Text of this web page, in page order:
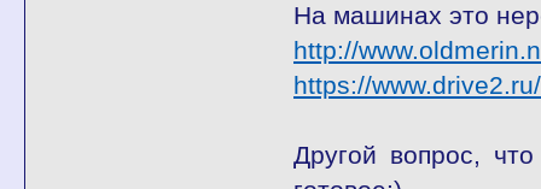
На машинах это
http://
https://
Другой вопрос,